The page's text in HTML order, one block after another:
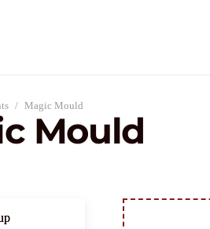
/ Magic Mould
Mould